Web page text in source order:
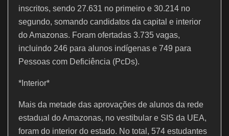
inscritos, sendo 27.631 no primeiro e 30.214 no
segundo, somando candidatos da capital e interior
do Amazonas. Foram ofertadas 3.735 vagas,
incluindo 246 para alunos indígenas e 749 para
Pessoas com Deficiência (PcDs).
*Interior*
Mais da metade das aprovações de alunos da rede
estadual do Amazonas, no vestibular e SIS da UEA,
foram do interior do estado. No total, 574 estudantes